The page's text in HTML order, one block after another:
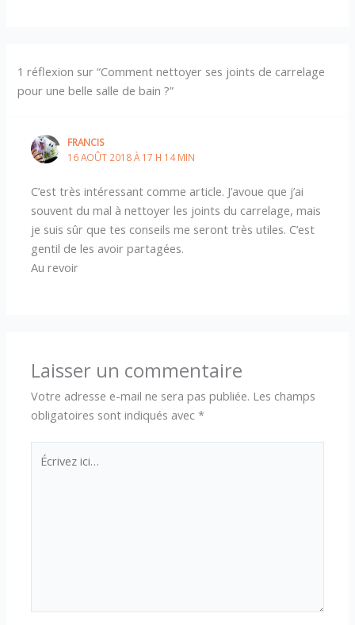
1 réflexion sur “Comment nettoyer ses joints de carrelage
pour une belle salle de bain ?”
FRANCIS
16 AOÛT 2018 À 17 H 14 MIN
C’est très intéressant comme article. J’avoue que j’ai
souvent du mal à nettoyer les joints du carrelage, mais
je suis sûr que tes conseils me seront très utiles. C’est
gentil de les avoir partagées.
Au revoir
Laisser un commentaire
Votre adresse e-mail ne sera pas publiée. Les champs
obligatoires sont indiqués avec*
ici…